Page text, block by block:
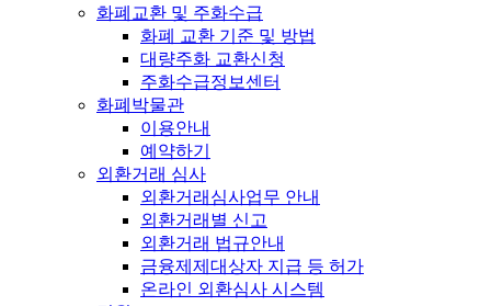
화폐교환 및 주화수급
화폐 교환 기준 및 방법
대량주화 교환신청
주화수급정보센터
화폐박물관
이용안내
예약하기
외환거래 심사
외환거래심사업무 안내
외환거래별 신고
외환거래 법규안내
금융제제대상자 지급 등 허가
온라인 외환심사 시스템